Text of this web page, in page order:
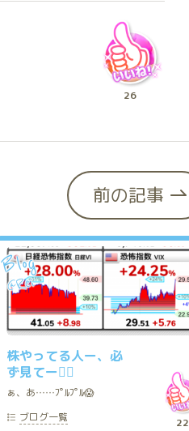
26
前の記事
Blog
@Rei
株やってる人ー、必
ず見てー🙋‍♀️
ぁ、あ……ﾌﾟﾙﾌﾟﾙ😱
ブログ一覧 22